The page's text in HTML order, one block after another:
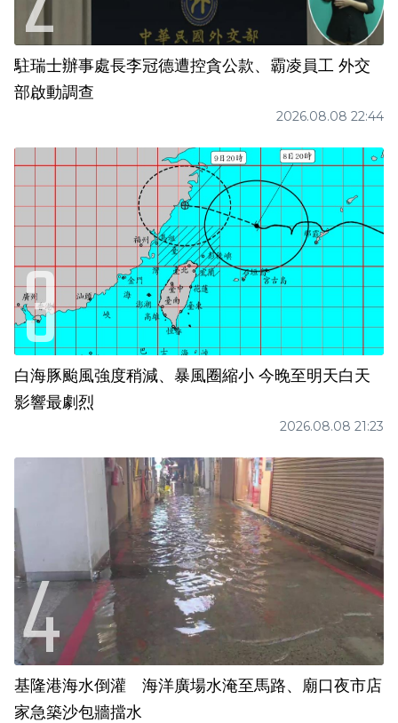
駐瑞士辦事處長李冠德遭控貪公款、霸凌員工 外交
部啟動調查
2026.08.08 22:44
白海豚颱風強度稍減、暴風圈縮小 今晚至明天白天
影響最劇烈
2026.08.08 21:23
基隆港海水倒灌 海洋廣場水淹至馬路、廟口夜市店
家急築沙包牆擋水